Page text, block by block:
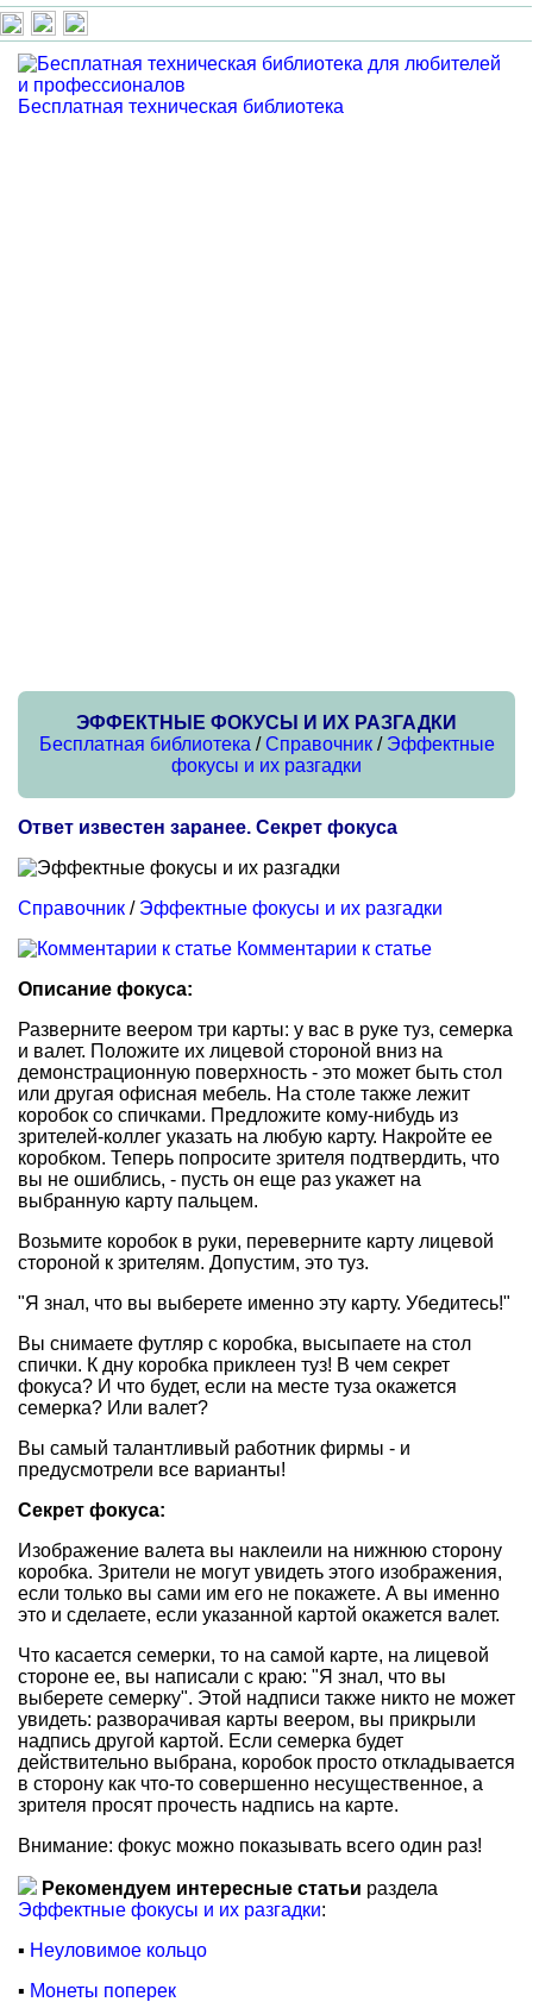
Бесплатная техническая библиотека
ЭФФЕКТНЫЕ ФОКУСЫ И ИХ РАЗГАДКИ
Бесплатная библиотека /Справочник/ Эффектные
фокусы и их разгадки
Ответ известен заранее. Секрет фокуса
Справочник / Эффектные фокусы и их разгадки
Комментарии к статье
Описание фокуса:
Разверните веером три карты: у вас в руке туз, семерка
и валет. Положите их лицевой стороной вниз на
демонстрационную поверхность - это может быть стол
или другая офисная мебель. На столе также лежит
коробок со спичками. Предложите кому-нибудь из
зрителей-коллег указать на любую карту. Накройте ее
коробком. Теперь попросите зрителя подтвердить, что
вы не ошиблись, - пусть он еще раз укажет на
выбранную карту пальцем.
Возьмите коробок в руки, переверните карту лицевой
стороной к зрителям. Допустим, это туз.
"Я знал, что вы выберете именно эту карту. Убедитесь!"
Вы снимаете футляр с коробка, высыпаете на стол
спички. К дну коробка приклеен туз! В чем секрет
фокуса? И что будет, если на месте туза окажется
семерка? Или валет?
Вы самый талантливый работник фирмы - и
предусмотрели все варианты!
Секрет фокуса:
Изображение валета вы наклеили на нижнюю сторону
коробка. Зрители не могут увидеть этого изображения,
если только вы сами им его не покажете. А вы именно
это и сделаете, если указанной картой окажется валет.
Что касается семерки, то на самой карте, на лицевой
стороне ее, вы написали с краю: "Я знал, что вы
выберете семерку". Этой надписи также никто не может
увидеть: разворачивая карты веером, вы прикрыли
надпись другой картой. Если семерка будет
действительно выбрана, коробок просто откладывается
в сторону как что-то совершенно несущественное, а
зрителя просят прочесть надпись на карте.
Внимание: фокус можно показывать всего один раз!
Рекомендуем интересные статьи раздела
Эффектные фокусы и их разгадки:
▪ Неуловимое кольцо
▪ Монеты поперек